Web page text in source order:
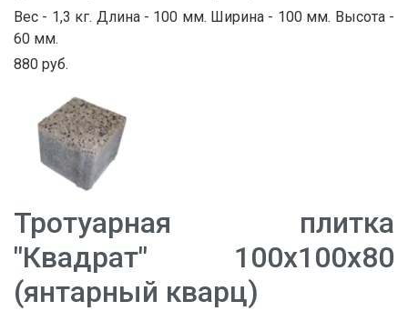
Вес - 1,3 кг. Длина - 100 мм. Ширина - 100 мм. Высота -
60 мм.
880 руб.
Тротуарная плитка
"Квадрат" 100х100х80
(янтарный кварц)